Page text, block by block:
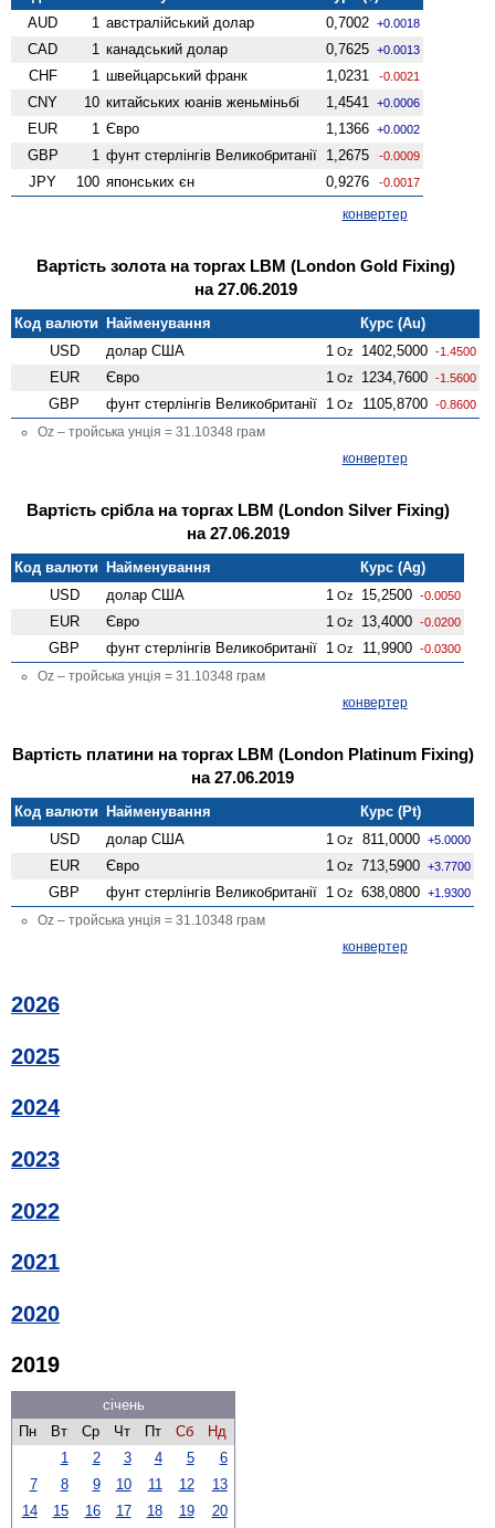
AUD
1 австралійський долар 0,7002 +0.0018
CAD 1 канадський долар 0,7625 +0.0013
CHF 1 швейцарський франк 1,0231 -0.0021
CNY 10 китайських юанів женьмiньбi 1,4541 +0.0006
EUR 1 Євро 1,1366 +0.0002
GBP 1 фунт стерлінгів Велико­британії 1,2675 -0.0009
JPY 100 японських єн 0,9276 -0.0017
конвертер
Вартість золота на торгах LBM (London Gold Fixing)
на 27.06.2019
Код валюти Найменування
Курс (Au)
USD
долар США 1 Oz 1402,5000 -1.4500
EUR Євро 1 Oz 1234,7600 -1.5600
GBP фунт стерлінгів Велико­британії 1 Oz 1105,8700 -0.8600
Oz – тройська унція = 31.10348 грам
конвертер
Вартість срібла на торгах LBM (London Silver Fixing)
на 27.06.2019
Код валюти Найменування
Курс (Ag)
USD
долар США 1 Oz 15,2500 -0.0050
EUR Євро 1 Oz 13,4000 -0.0200
GBP фунт стерлінгів Велико­британії 1 Oz 11,9900 -0.0300
Oz – тройська унція = 31.10348 грам
конвертер
Вартість платини на торгах LBM (London Platinum Fixing)
на 27.06.2019
Код валюти Найменування
Курс (Pt)
USD
долар США 1 Oz 811,0000 +5.0000
EUR Євро 1 Oz 713,5900 +3.7700
GBP фунт стерлінгів Велико­британії 1 Oz 638,0800 +1.9300
Oz – тройська унція = 31.10348 грам
конвертер
2026
2025
2024
2023
2022
2021
2020
2019
січень
Пн
Вт Ср Чт Пт Сб
Нд
1
2 3 4 5
6
7
8 9 10 11 12
13
14
15 16 17 18 19
20